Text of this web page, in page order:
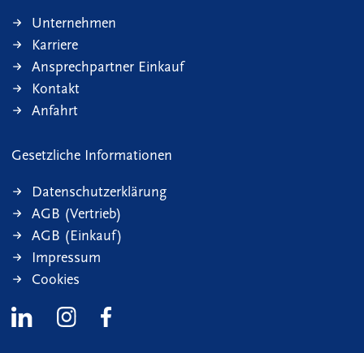
Unternehmen
Karriere
Ansprechpartner Einkauf
Kontakt
Anfahrt
Gesetzliche Informationen
Datenschutzerklärung
AGB (Vertrieb)
AGB (Einkauf)
Impressum
Cookies